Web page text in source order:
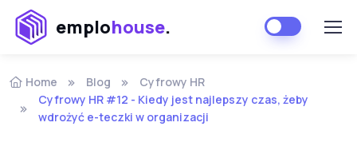
emplohouse.
Home Blog
Cyfrowy HR
Cyfrowy HR #12 - Kiedy jest najlepszy czas, żeby
wdrożyć e-teczki w organizacji